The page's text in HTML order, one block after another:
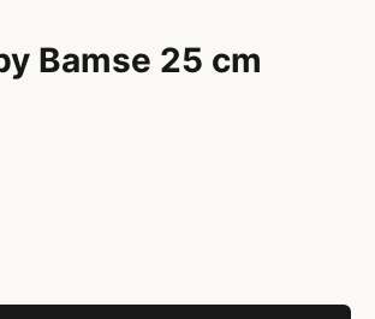
Bamse 25 cm